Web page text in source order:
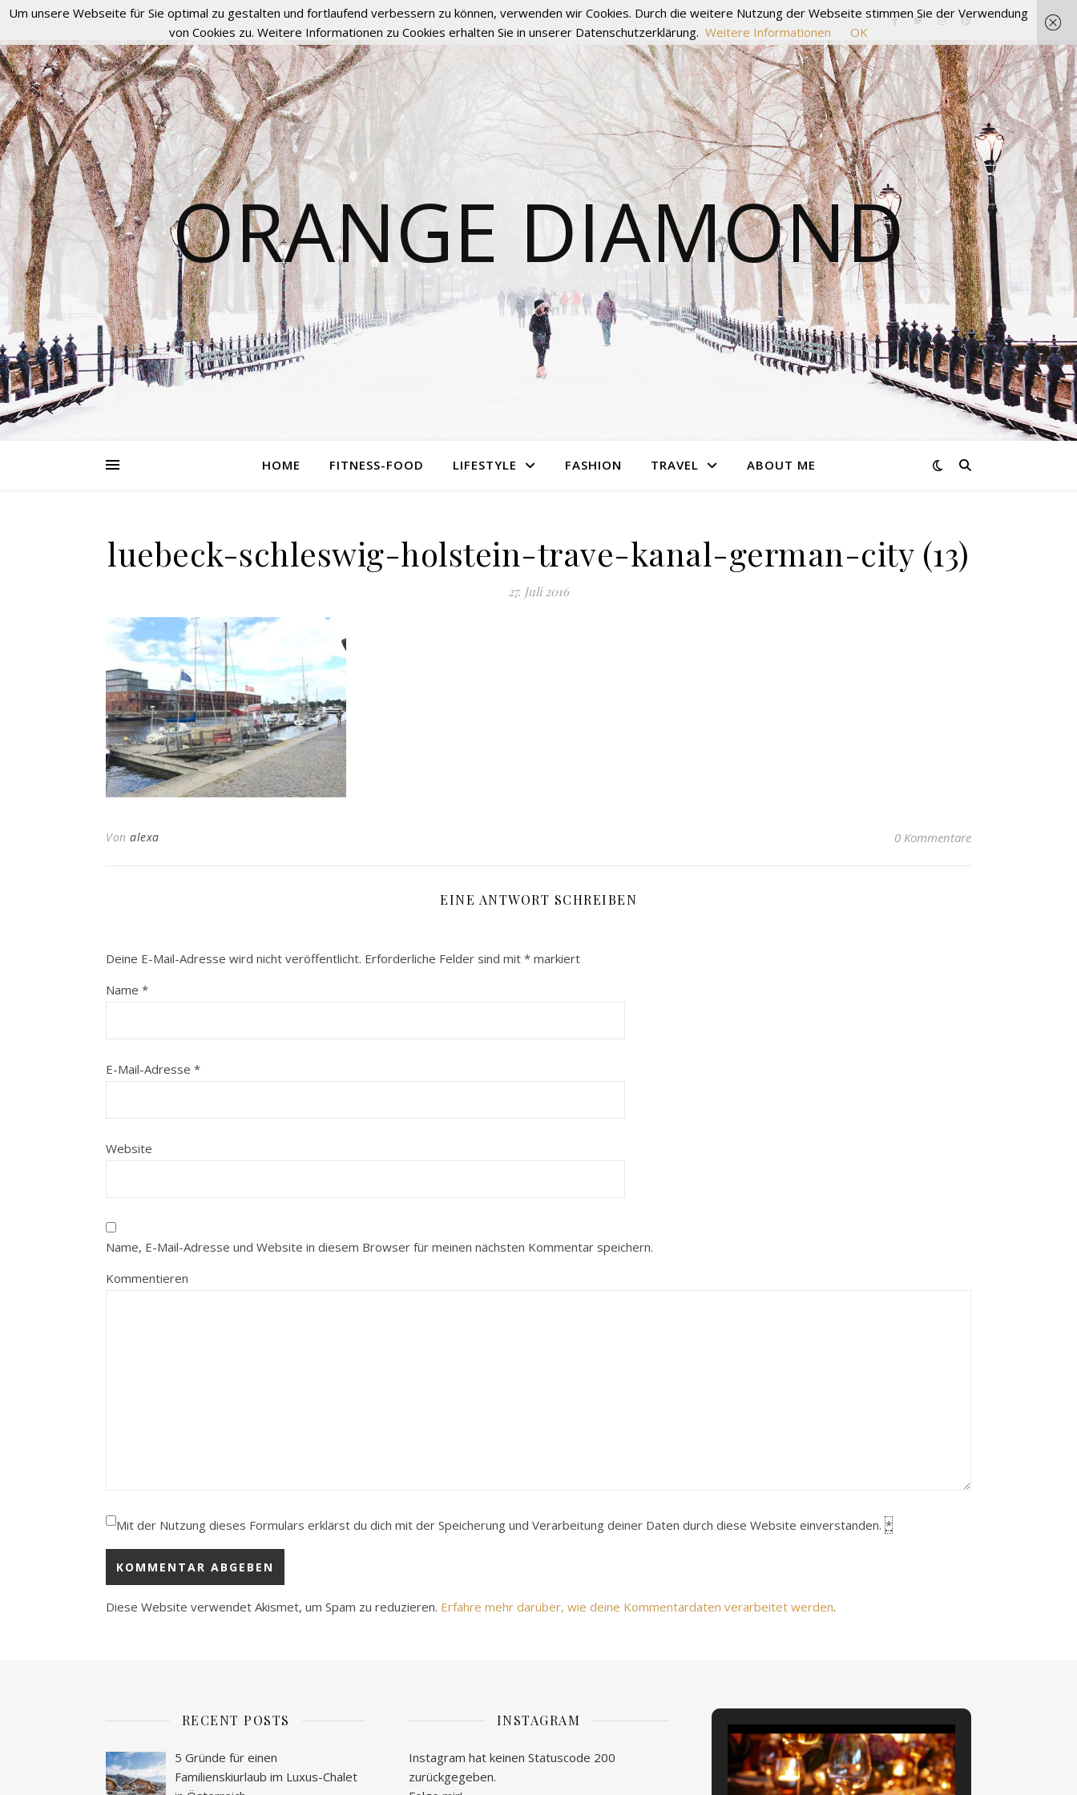
ORANGE DIAMOND
HOME FITNESS-FOOD LIFESTYLE FASHION TRAVEL ABOUT ME
luebeck-schleswig-holstein-trave-kanal-german-city (13)
27. Juli 2016
Von alexa 0 Kommentare
EINE ANTWORT SCHREIBEN
Deine E-Mail-Adresse wird nicht veröffentlicht. Erforderliche Felder sind mit * markiert
Name *
E-Mail-Adresse *
Website
Name, E-Mail-Adresse und Website in diesem Browser für meinen nächsten Kommentar speichern.
Kommentieren
Mit der Nutzung dieses Formulars erklärst du dich mit der Speicherung und Verarbeitung deiner Daten durch diese Website einverstanden. *
Diese Website verwendet Akismet, um Spam zu reduzieren. Erfahre mehr darüber, wie deine Kommentardaten verarbeitet werden.
RECENT POSTS
5 Gründe für einen
Familienskiurlaub im Luxus-Chalet
INSTAGRAM
Instagram hat keinen Statuscode 200
zurückgegeben.
Um unsere Webseite für Sie optimal zu gestalten und fortlaufend verbessern zu können, verwenden wir Cookies. Durch die weitere Nutzung der Webseite stimmen Sie der Verwendung
von Cookies zu. Weitere Informationen zu Cookies erhalten Sie in unserer Datenschutzerklärung. Weitere Informationen OK